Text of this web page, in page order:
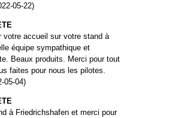
05-22)
votre accueil sur votre stand à
équipe sympathique et
Beaux produits. Merci pour tout
faites pour nous les pilotes.
05-04)
à Friedrichshafen et merci pour